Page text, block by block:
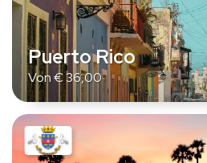
Puerto Rico
Von€36,00